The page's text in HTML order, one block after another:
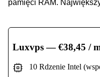
pamięci RAM.
Luxvps— €38,45 /
10 Rdzenie Intel